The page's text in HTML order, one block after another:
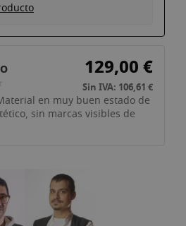
129,00 €
Sin IVA: 106,61 €
en muy buen estado de
sin marcas visibles de